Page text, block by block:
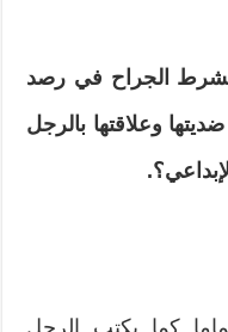
الجراح في رصد
وعلاقتها بالرجل
كما‮ ‬يكتب الرجل